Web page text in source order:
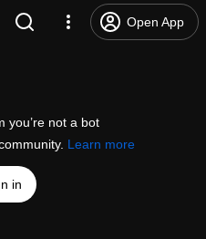
Open App
you’re not a bot
Learn more
in